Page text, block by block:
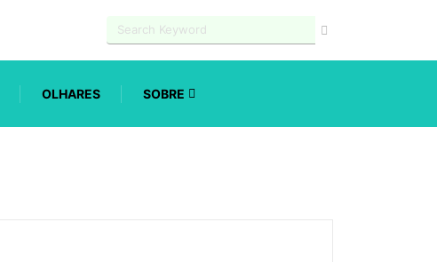
OLHARES SOBRE